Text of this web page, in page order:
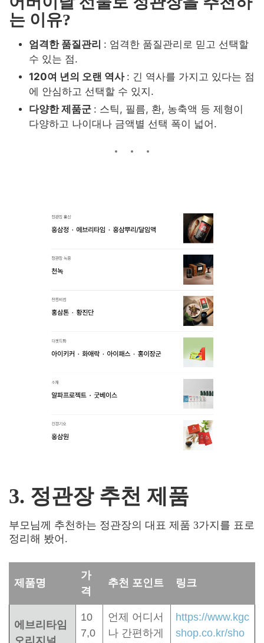
는 이유?
엄격한 품질관리 : 엄격한 품질관리로 믿고 선택할
수 있는 점.
120여 년의 오랜 역사 : 긴 역사를 가지고 있다는 점
에 안심하고 선택할 수 있지 .
다양한 제품군 : 스틱, 필름, 환, 농축액 등 제형이
다양하고 나이대나 금액별 선택 폭이 넓어 .
3. 정관장 추천 제품
부모님께 추천하는 정관장의 대표 제품 3가지를 표로
정리해 봤어 .
제품명
가
격
추천 포인트 링크
에브리타임
오리지널
10
7,0
언제 어디서
나 간편하게
https://www.kgc
shop.co.kr/sho